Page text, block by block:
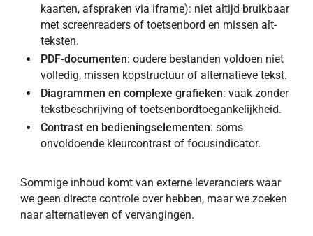
kaarten, afspraken via iframe): niet altijd bruikbaar
met screenreaders of toetsenbord en missen alt-
teksten.
PDF-documenten: oudere bestanden voldoen niet
volledig, missen kopstructuur of alternatieve tekst.
Diagrammen en complexe grafieken: vaak zonder
tekstbeschrijving of toetsenbordtoegankelijkheid.
Contrast en bedieningselementen: soms
onvoldoende kleurcontrast of focusindicator.
Sommige inhoud komt van externe leveranciers waar
we geen directe controle over hebben, maar we zoeken
naar alternatieven of vervangingen.